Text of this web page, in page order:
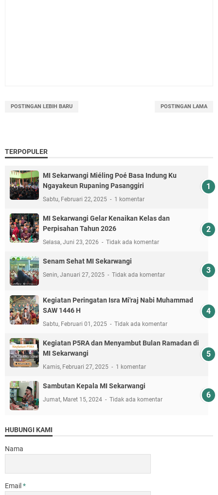
POSTINGAN LEBIH BARU POSTINGAN LAMA
TERPOPULER
MI Sekarwangi Miéling Poé Basa Indung Ku
Ngayakeun Rupaning Pasanggiri
Sabtu, Februari 22, 2025 1 komentar
MI Sekarwangi Gelar Kenaikan Kelas dan
Perpisahan Tahun 2026
Selasa, Juni 23, 2026 Tidak ada komentar
Senam Sehat MI Sekarwangi
Senin, Januari 27, 2025 Tidak ada komentar
Kegiatan Peringatan Isra Mi'raj Nabi Muhammad
SAW 1446 H
Sabtu, Februari 01, 2025 Tidak ada komentar
Kegiatan P5RA dan Menyambut Bulan Ramadan di
MI Sekarwangi
Kamis, Februari 27, 2025 1 komentar
Sambutan Kepala MI Sekarwangi
Jumat, Maret 15, 2024 Tidak ada komentar
HUBUNGI KAMI
Nama
Email *